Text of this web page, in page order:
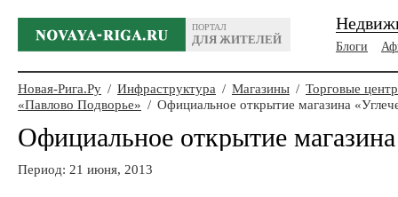
ПОРТАЛ
ДЛЯ ЖИТЕЛЕЙ
Блоги
Новая-Рига.Ру / Инфраструктура / Магазины / Торговые
«Павлово Подворье» / Официальное открытие магазина
Официальное открытие
Период: 21 июня, 2013